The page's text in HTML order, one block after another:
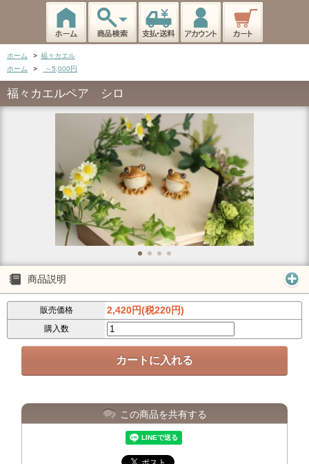
ホーム > 福々カエル
ホーム
> ～5,000円
福々カエルペア シロ
商品説明
販売価格 2,420円(税220円)
購入数
この商品を共有する